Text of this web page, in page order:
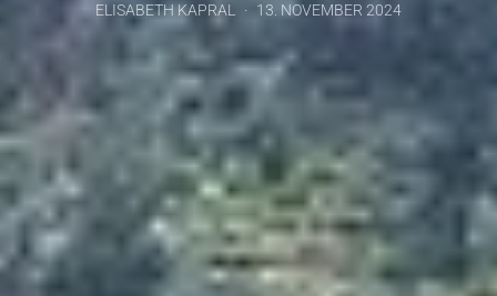
ELISABETH KAPRAL 13. NOVEMBER 2024